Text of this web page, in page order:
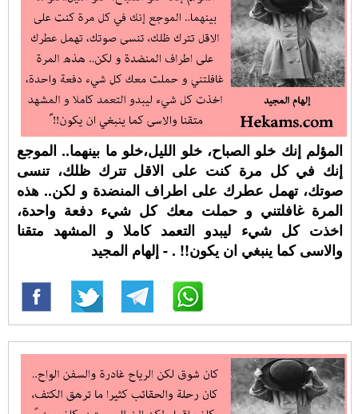
المؤلم إنك خلو الصباح، خلو الليل،خلو ما بينهما.. الموجع
إنك في كل مرة كنت على الاقل تترك ظلك، تنسى
صوتك، تهمل عطرك على اطراف المنضدة و لكن.. هذه
المرة غافلتني و حملت معك كل شيء دفعة واحدة،
اخذت كل شيء ليبدو التعمد كاملا و المشهد متقنا
والاسى كما ينبغي ان يكون!! ⁧‫. - إلهام المجيد